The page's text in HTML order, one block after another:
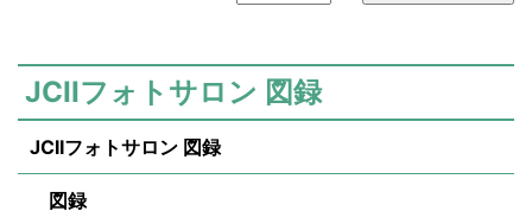
JCIIフォトサロン 図録
JCIIフォトサロン 図録
図録